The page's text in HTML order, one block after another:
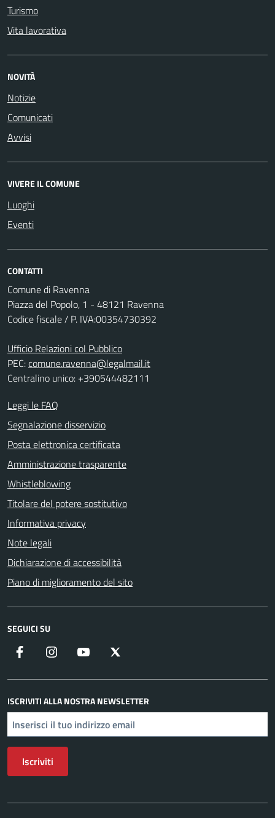
Turismo
Vita lavorativa
NOVITÀ
Notizie
Comunicati
Avvisi
VIVERE IL COMUNE
Luoghi
Eventi
CONTATTI
Comune di Ravenna
Piazza del Popolo, 1 - 48121 Ravenna
Codice fiscale / P. IVA:00354730392
Ufficio Relazioni col Pubblico
PEC:comune.ravenna@legalmail.it
Centralino unico: +390544482111
Leggi le FAQ
Segnalazione disservizio
Posta elettronica certificata
Amministrazione trasparente
Whistleblowing
Titolare del potere sostitutivo
Informativa privacy
Note legali
Dichiarazione di accessibilità
Piano di miglioramento del sito
SEGUICI SU
Facebook Instagram YouTube
ISCRIVITI ALLA NOSTRA NEWSLETTER